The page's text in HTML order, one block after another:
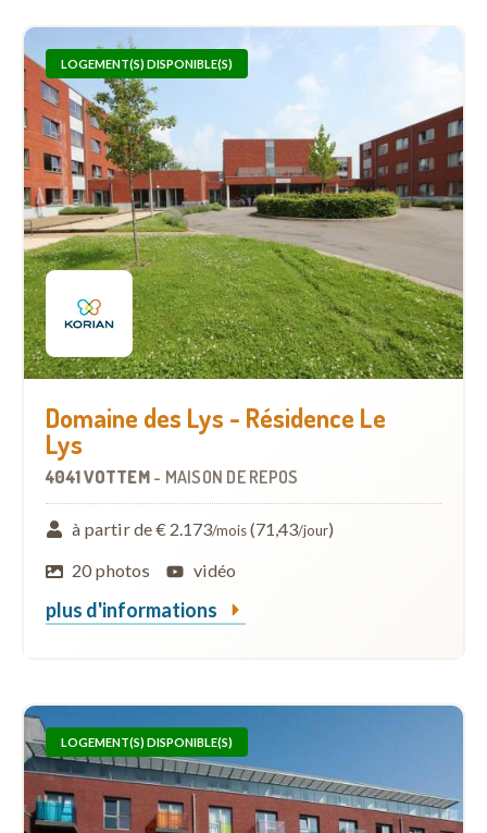
LOGEMENT(S) DISPONIBLE(S)
Domaine des Lys - Résidence Le
Lys
4041 VOTTEM - MAISON DE REPOS
à partir de € 2.173/mois(71,43/jour)
20 photos
vidéo
plus d'informations
LOGEMENT(S) DISPONIBLE(S)